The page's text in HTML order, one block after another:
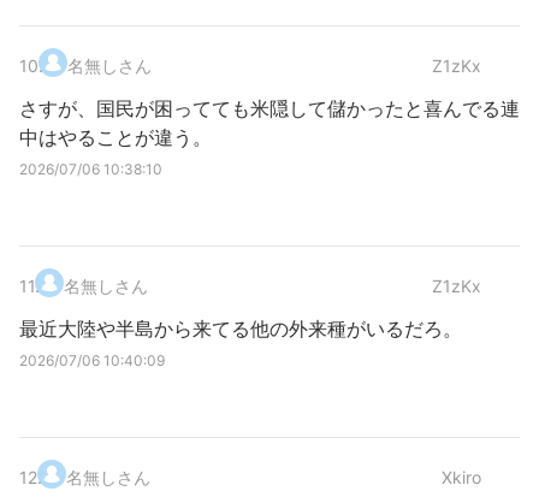
10. 名無しさん Z1zKx
さすが、国民が困ってても米隠して儲かったと喜んでる連
中はやることが違う。
2026/07/06 10:38:10
11. 名無しさん Z1zKx
最近大陸や半島から来てる他の外来種がいるだろ。
2026/07/06 10:40:09
12. 名無しさん Xkiro